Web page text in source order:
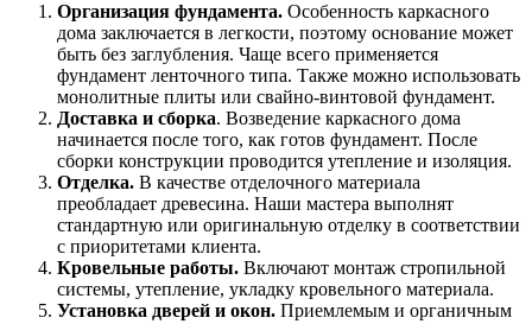
Организация фундамента. Особенность каркасного
дома заключается в легкости, поэтому основание может
быть без заглубления. Чаще всего применяется
фундамент ленточного типа. Также можно использовать
монолитные плиты или свайно-винтовой фундамент.
Доставка и сборка. Возведение каркасного дома
начинается после того, как готов фундамент. После
сборки конструкции проводится утепление и изоляция.
Отделка. В качестве отделочного материала
преобладает древесина. Наши мастера выполнят
стандартную или оригинальную отделку в соответствии
с приоритетами клиента.
Кровельные работы. Включают монтаж стропильной
системы, утепление, укладку кровельного материала.
Установка дверей и окон. Приемлемым и органичным